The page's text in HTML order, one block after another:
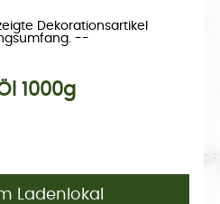
Dekorationsartikel
--
1000g
Ladenlokal